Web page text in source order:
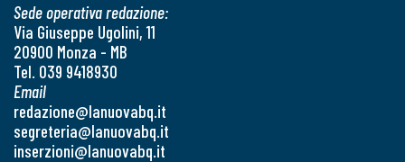
Sede operativa redazione:
Via Giuseppe Ugolini, 11
20900 Monza - MB
Tel. 039 9418930
Email
redazione@lanuovabq.it
segreteria@lanuovabq.it
inserzioni@lanuovabq.it